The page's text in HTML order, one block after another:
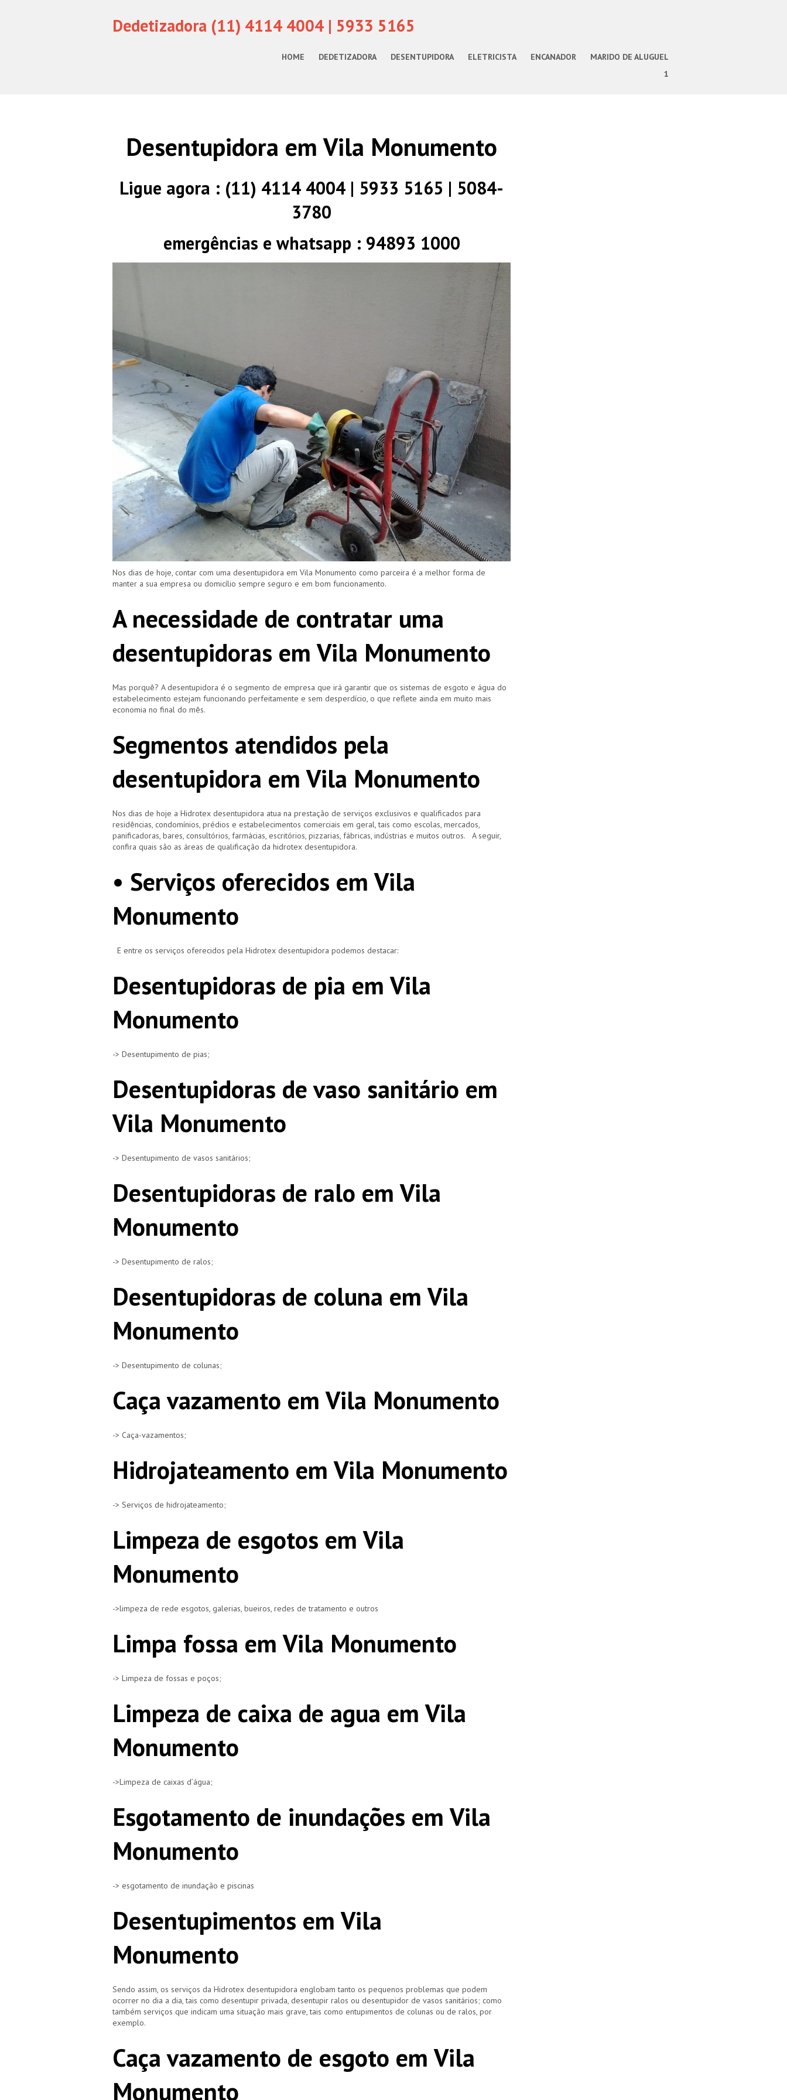
Dedetizadora (11) 4114 4004 | 5933 5165
HOME DEDETIZADORA DESENTUPIDORA ELETRICISTA ENCANADOR
MARIDO DE ALUGUEL
1
Desentupidora em Vila Monumento
Ligue agora : (11) 4114 4004 | 5933 5165 | 5084-
3780
emergências e whatsapp : 94893 1000
Nos dias de hoje, contar com uma desentupidora em Vila Monumento como parceira é a melhor forma de
manter a sua empresa ou domicílio sempre seguro e em bom funcionamento.
A necessidade de contratar uma
desentupidoras em Vila Monumento
Mas porquê? A desentupidora é o segmento de empresa que irá garantir que os sistemas de esgoto e água do
estabelecimento estejam funcionando perfeitamente e sem desperdício, o que reflete ainda em muito mais
economia no final do mês.
Segmentos atendidos pela
desentupidora em Vila Monumento
Nos dias de hoje a Hidrotex desentupidora atua na prestação de serviços exclusivos e qualificados para
residências, condomínios, prédios e estabelecimentos comerciais em geral, tais como escolas, mercados,
panificadoras, bares, consultórios, farmácias, escritórios, pizzarias, fábricas, indústrias e muitos outros. A seguir,
confira quais são as áreas de qualificação da hidrotex desentupidora.
• Serviços oferecidos em Vila
Monumento
E entre os serviços oferecidos pela Hidrotex desentupidora podemos destacar:
Desentupidoras de pia em Vila
Monumento
-> Desentupimento de pias;
Desentupidoras de vaso sanitário em
Vila Monumento
-> Desentupimento de vasos sanitários;
Desentupidoras de ralo em Vila
Monumento
-> Desentupimento de ralos;
Desentupidoras de coluna em Vila
Monumento
-> Desentupimento de colunas;
Caça vazamento em Vila Monumento
-> Caça-vazamentos;
Hidrojateamento em Vila Monumento
-> Serviços de hidrojateamento;
Limpeza de esgotos em Vila
Monumento
->limpeza de rede esgotos, galerias, bueiros, redes de tratamento e outros
Limpa fossa em Vila Monumento
-> Limpeza de fossas e poços;
Limpeza de caixa de agua em Vila
Monumento
->Limpeza de caixas d’água;
Esgotamento de inundações em Vila
Monumento
-> esgotamento de inundação e piscinas
Desentupimentos em Vila
Monumento
Sendo assim, os serviços da Hidrotex desentupidora englobam tanto os pequenos problemas que podem
ocorrer no dia a dia, tais como desentupir privada, desentupir ralos ou desentupidor de vasos sanitários; como
também serviços que indicam uma situação mais grave, tais como entupimentos de colunas ou de ralos, por
exemplo.
Caça vazamento de esgoto em Vila
Monumento